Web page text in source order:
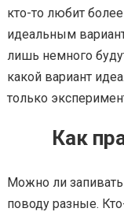
кто-то любит
идеальным
лишь немного
какой вариант
только
Как
Можно ли
поводу разные.